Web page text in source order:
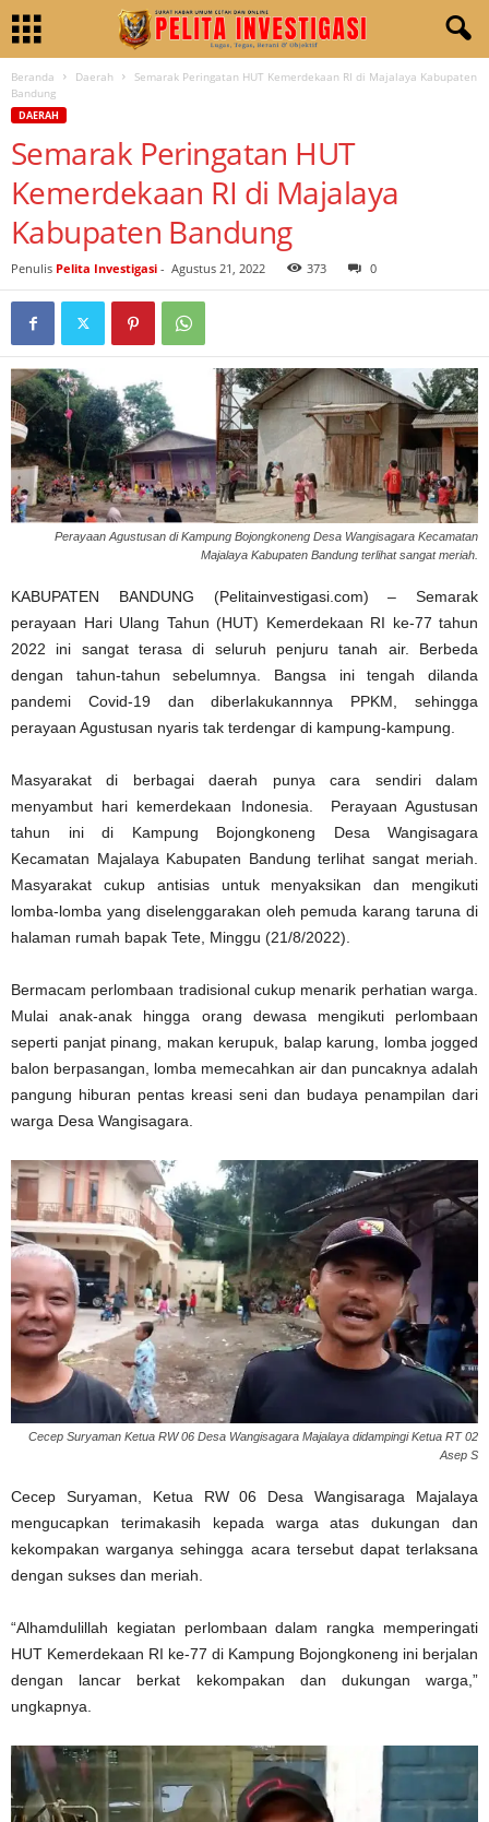
Beranda Daerah
Semarak Peringatan HUT Kemerdekaan RI di Majalaya Kabupaten
Bandung
DAERAH
Semarak Peringatan HUT
Kemerdekaan RI di Majalaya
Kabupaten Bandung
Penulis Pelita Investigasi - Agustus 21, 2022 373 0
Perayaan Agustusan di Kampung Bojongkoneng Desa Wangisagara Kecamatan
Majalaya Kabupaten Bandung terlihat sangat meriah.
KABUPATEN BANDUNG (Pelitainvestigasi.com) – Semarak
perayaan Hari Ulang Tahun (HUT) Kemerdekaan RI ke-77 tahun
2022 ini sangat terasa di seluruh penjuru tanah air. Berbeda
dengan tahun-tahun sebelumnya. Bangsa ini tengah dilanda
pandemi Covid-19 dan diberlakukannnya PPKM, sehingga
perayaan Agustusan nyaris tak terdengar di kampung-kampung.
Masyarakat di berbagai daerah punya cara sendiri dalam
menyambut hari kemerdekaan Indonesia. Perayaan Agustusan
tahun ini di Kampung Bojongkoneng Desa Wangisagara
Kecamatan Majalaya Kabupaten Bandung terlihat sangat meriah.
Masyarakat cukup antisias untuk menyaksikan dan mengikuti
lomba-lomba yang diselenggarakan oleh pemuda karang taruna di
halaman rumah bapak Tete, Minggu (21/8/2022).
Bermacam perlombaan tradisional cukup menarik perhatian warga.
Mulai anak-anak hingga orang dewasa mengikuti perlombaan
seperti panjat pinang, makan kerupuk, balap karung, lomba jogged
balon berpasangan, lomba memecahkan air dan puncaknya adalah
pangung hiburan pentas kreasi seni dan budaya penampilan dari
warga Desa Wangisagara.
Cecep Suryaman Ketua RW 06 Desa Wangisagara Majalaya didampingi Ketua RT 02
Asep S
Cecep Suryaman, Ketua RW 06 Desa Wangisaraga Majalaya
mengucapkan terimakasih kepada warga atas dukungan dan
kekompakan warganya sehingga acara tersebut dapat terlaksana
dengan sukses dan meriah.
“Alhamdulillah kegiatan perlombaan dalam rangka memperingati
HUT Kemerdekaan RI ke-77 di Kampung Bojongkoneng ini berjalan
dengan lancar berkat kekompakan dan dukungan warga,”
ungkapnya.